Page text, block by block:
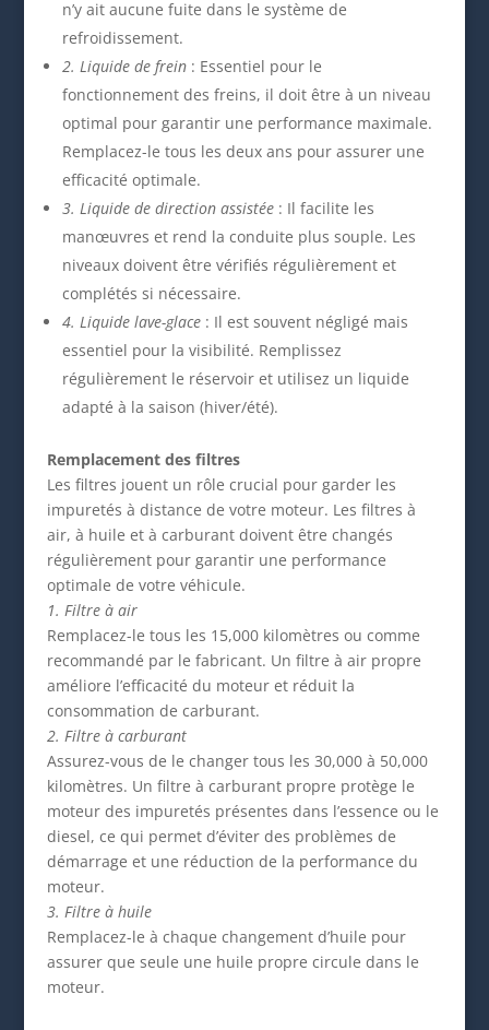
n’y ait aucune fuite dans le système de
refroidissement.
2. Liquide de frein: Essentiel pour le
fonctionnement des freins, il doit être à un niveau
optimal pour garantir une performance maximale.
Remplacez-le tous les deux ans pour assurer une
efficacité optimale.
3. Liquide de direction assistée: Il facilite les
manœuvres et rend la conduite plus souple. Les
niveaux doivent être vérifiés régulièrement et
complétés si nécessaire.
4. Liquide lave-glace: Il est souvent négligé mais
essentiel pour la visibilité. Remplissez
régulièrement le réservoir et utilisez un liquide
adapté à la saison (hiver/été).
Remplacement des filtres
Les filtres jouent un rôle crucial pour garder les
impuretés à distance de votre moteur. Les filtres à
air, à huile et à carburant doivent être changés
régulièrement pour garantir une performance
optimale de votre véhicule.
1. Filtre à air
Remplacez-le tous les 15,000 kilomètres ou comme
recommandé par le fabricant. Un filtre à air propre
améliore l’efficacité du moteur et réduit la
consommation de carburant.
2. Filtre à carburant
Assurez-vous de le changer tous les 30,000 à 50,000
kilomètres. Un filtre à carburant propre protège le
moteur des impuretés présentes dans l’essence ou le
diesel, ce qui permet d’éviter des problèmes de
démarrage et une réduction de la performance du
moteur.
3. Filtre à huile
Remplacez-le à chaque changement d’huile pour
assurer que seule une huile propre circule dans le
moteur.